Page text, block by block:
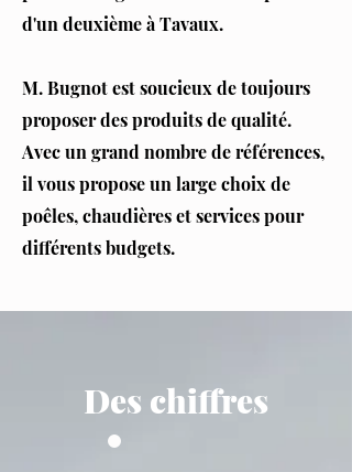
d'un deuxième à Tavaux.
M. Bugnot est soucieux de toujours
proposer des produits de qualité.
Avec un grand nombre de références,
il vous propose un large choix de
poêles, chaudières et services pour
différents budgets.
Des chiffres